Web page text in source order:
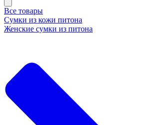
Все товары
Сумки из кожи питона
Женские сумки из питона